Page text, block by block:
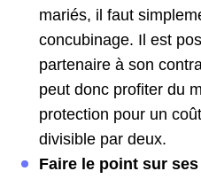
mariés, il faut
concubinage. Il est
partenaire à son
peut donc profiter du
protection pour un
divisible par deux.
Faire le point sur